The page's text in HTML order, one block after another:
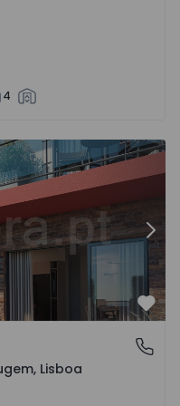
4
Lisboa
Lisboa